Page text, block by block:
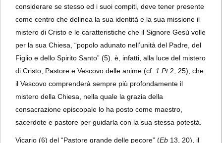
considerare se stesso ed i suoi compiti, deve tener presente
come centro che delinea la sua identità e la sua missione il
mistero di Cristo e le caratteristiche che il Signore Gesù volle
per la sua Chiesa, “popolo adunato nell’unità del Padre, del
Figlio e dello Spirito Santo” (5). è, infatti, alla luce del mistero
di Cristo, Pastore e Vescovo delle anime (cf. 1 Pt2, 25), che
il Vescovo comprenderà sempre più profondamente il
mistero della Chiesa, nella quale la grazia della
consacrazione episcopale lo ha posto come maestro,
sacerdote e pastore per guidarla con la sua stessa potestà.
Vicario (6) del “Pastore grande delle pecore” (Eb 13, 20), il